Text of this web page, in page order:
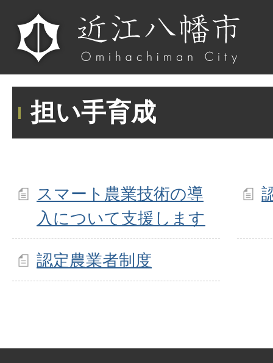
担い手育成
スマート農業技術の導
入について支援します
認定農業者制度